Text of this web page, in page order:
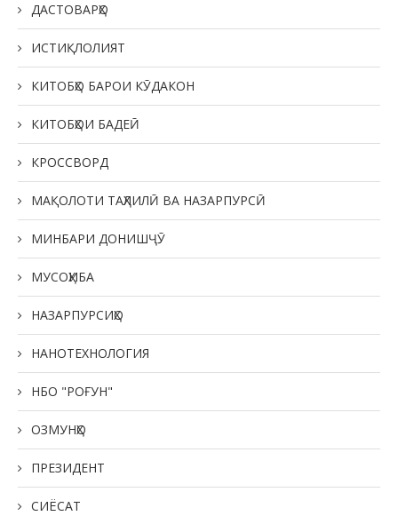
ДАСТОВАРҲО
ИСТИҚЛОЛИЯТ
КИТОБҲО БАРОИ КӮДАКОН
КИТОБҲОИ БАДЕӢ
КРОССВОРД
МАҚОЛОТИ ТАҲЛИЛӢ ВА НАЗАРПУРСӢ
МИНБАРИ ДОНИШҶӮ
МУСОҲИБА
НАЗАРПУРСИҲО
НАНОТЕХНОЛОГИЯ
НБО "РОҒУН"
ОЗМУНҲО
ПРЕЗИДЕНТ
СИЁСАТ